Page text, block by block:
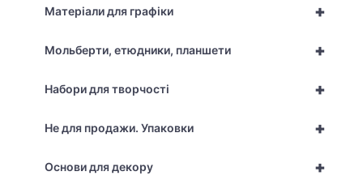
+
Матеріали для графіки
+
Мольберти, етюдники, планшети
+
Набори для творчості
+
Не для продажи. Упаковки
+
Основи для декору